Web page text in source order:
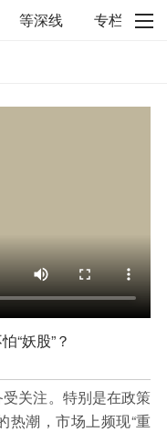
等深线 专栏
浮录
报纸视频
房地产建材
运
案例
消费
信托交易
新域实验室
“妖股”？
关注。特别是在政策
热潮，市场上频现“重